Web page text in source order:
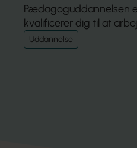
Pædagoguddannelsen
kvalificerer dig til at
Uddannelse